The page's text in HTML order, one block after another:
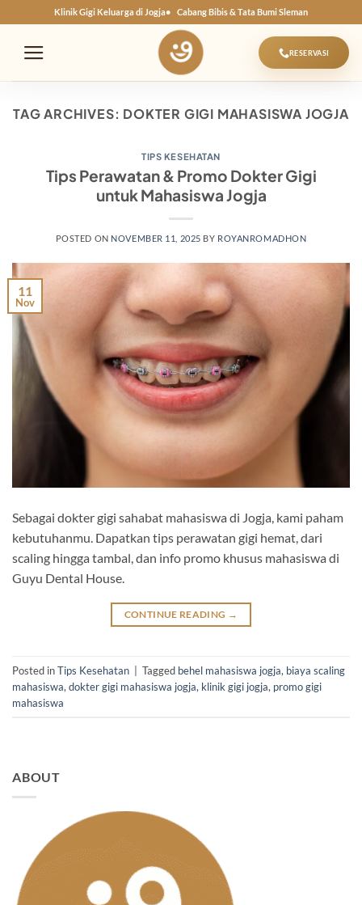
to
content
Klinik Gigi Keluarga di Jogja Cabang Bibis & Tata Bumi Sleman
RESERVASI
TAG ARCHIVES: DOKTER GIGI MAHASISWA JOGJA
TIPS KESEHATAN
Tips Perawatan & Promo Dokter Gigi
untuk Mahasiswa Jogja
POSTED ON NOVEMBER 11, 2025 BY ROYANROMADHON
11
Nov
Sebagai dokter gigi sahabat mahasiswa di Jogja, kami paham
kebutuhanmu. Dapatkan tips perawatan gigi hemat, dari
scaling hingga tambal, dan info promo khusus mahasiswa di
Guyu Dental House.
CONTINUE READING →
Posted inTips Kesehatan Tagged behel mahasiswa jogja, biaya scaling
mahasiswa, dokter gigi mahasiswa jogja, klinik gigi jogja, promo gigi
mahasiswa
ABOUT